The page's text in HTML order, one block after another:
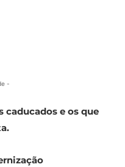
-
e os que